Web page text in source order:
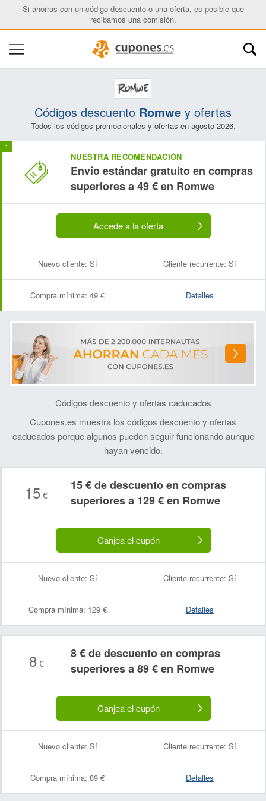
Si ahorras con un código descuento o una oferta, es posible que
recibamos una comisión.
Códigos descuento Romwe y ofertas
Todos los códigos promocionales y ofertas en agosto 2026.
NUESTRA RECOMENDACIÓN
Envío estándar gratuito en compras
superiores a 49 € en Romwe
Accede a la oferta
Nuevo cliente: Sí Cliente recurrente: Sí
Compra mínima: 49 € Detalles
Códigos descuento y ofertas caducados
Cupones.es muestra los códigos descuento y ofertas
caducados porque algunos pueden seguir funcionando aunque
hayan vencido.
15€
15 € de descuento en compras
superiores a 129 € en Romwe
Canjea el cupón
Nuevo cliente: Sí Cliente recurrente: Sí
Compra mínima: 129 € Detalles
8 €
8 € de descuento en compras
superiores a 89 € en Romwe
Canjea el cupón
Nuevo cliente: Sí Cliente recurrente: Sí
Compra mínima: 89 € Detalles